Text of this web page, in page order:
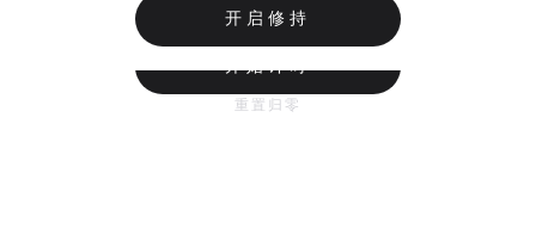
开启修持
开始计时
重置归零